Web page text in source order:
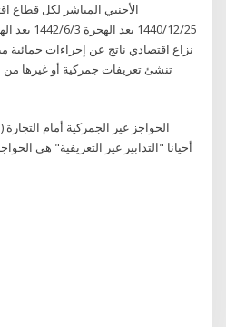
25‏‏/12‏‏/1440
نزاع اقتصادي ناتج عن إجراءات حمائية
تنشئ تعريفات جمركية أو غيرها من
الحواجز غير الجمركية أمام
أحيانا "التدابير غير التعريفية" هي